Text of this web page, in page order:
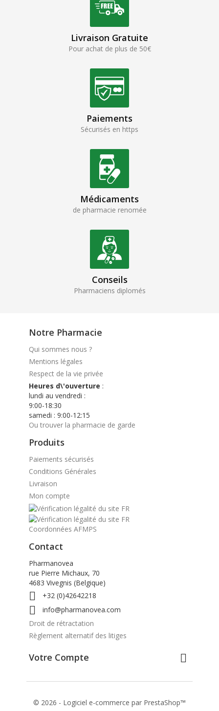
Livraison Gratuite
Pour achat de plus de 50€
Paiements
Sécurisés en https
Médicaments
de pharmacie renomée
Conseils
Pharmaciens diplomés
Notre Pharmacie
Qui sommes nous ?
Mentions légales
Respect de la vie privée
Heures d\'ouverture :
lundi au vendredi :
9:00-18:30
samedi : 9:00-12:15
Ou trouver la pharmacie de garde
Produits
Paiements sécurisés
Conditions Générales
Livraison
Mon compte
Coordonnées AFMPS
Contact
Pharmanovea
rue Pierre Michaux, 70
4683 Vivegnis (Belgique)
 +32 (0)42642218

info@pharmanovea.com
Droit de rétractation
Règlement alternatif des litiges
Votre Compte 
© 2026 - Logiciel e-commerce par PrestaShop™